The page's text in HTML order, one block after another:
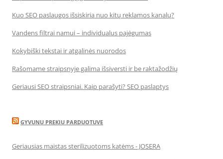
Kuo SEO paslaugos išsiskiria nuo kitų reklamos kanalų?
Vandens filtrai namui – individualus pajėgumas
Kokybiški tekstai ir atgalinės nuorodos
Rašomame straipsnyje galima išsiversti ir be raktažodžių
Geriausi SEO straipsniai. Kaip parašyti? SEO paslaptys
GYVUNU PREKIU PARDUOTUVE
Geriausias maistas sterilizuotoms katėms - JOSERA